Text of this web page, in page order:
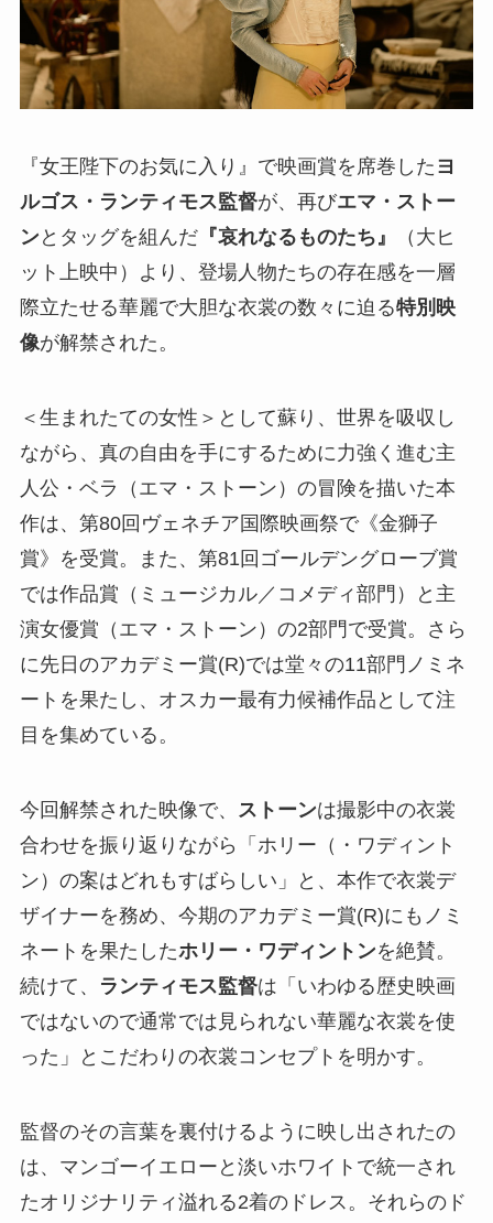
『女王陛下のお気に入り』で映画賞を席巻した ヨ
ルゴス・ランティモス監督が、再びエマ・ストー
ンとタッグを組んだ『哀れなるものたち』
（大ヒ
ット上映中）より、登場人物たちの存在感を一層
際立たせる華麗で大胆な衣裳の数々に迫る特別映
像が解禁された。
＜生まれたての女性＞として蘇り、世界を吸収し
ながら、真の自由を手にするために力強く進む主
人公・ベラ（エマ・ストーン）の冒険を描いた本
作は、第80回ヴェネチア国際映画祭で《金獅子
賞》を受賞。また、第81回ゴールデングローブ賞
では作品賞（ミュージカル／コメディ部門）と主
演女優賞（エマ・ストーン）の2部門で受賞。さら
に先日のアカデミー賞(R)では堂々の11部門ノミネ
ートを果たし、オスカー最有力候補作品として注
目を集めている。
今回解禁された映像で、 ストーンは撮影中の衣裳
合わせを振り返りながら「ホリー（・ワディント
ン）の案はどれもすばらしい」と、本作で衣裳デ
ザイナーを務め、今期のアカデミー賞(R)にもノミ
ネートを果たしたホリー・ワディントンを絶賛。
続けて、
ランティモス監督は「いわゆる歴史映画
ではないので通常では見られない華麗な衣裳を使
った」とこだわりの衣裳コンセプトを明かす。
監督のその言葉を裏付けるように映し出されたの
は、マンゴーイエローと淡いホワイトで統一され
たオリジナリティ溢れる2着のドレス。それらのド